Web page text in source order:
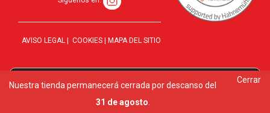
AVISO LEGAL | COOKIES | MAPA DEL SITIO
Cerrar
Nuestra tienda permanecerá cerrada por descanso del
31 de agosto
Utilizamos cookies para ofrecerte la mejor experiencia en
Puedes aprender más sobre qué cookies utilizamos o